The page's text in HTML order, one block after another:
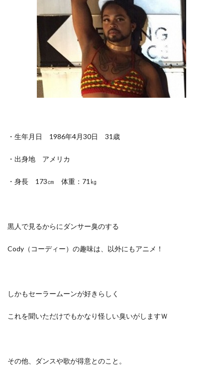
・生年月日 1986年4月30日 31歳
・出身地 アメリカ
・身長 173㎝ 体重：71㎏
黒人で見るからにダンサー臭のする
Cody（コーディー）の趣味は、以外にもアニメ！
しかもセーラームーンが好きらしく
これを聞いただけでもかなり怪しい臭いがしますＷ
その他、ダンスや歌が得意とのこと。